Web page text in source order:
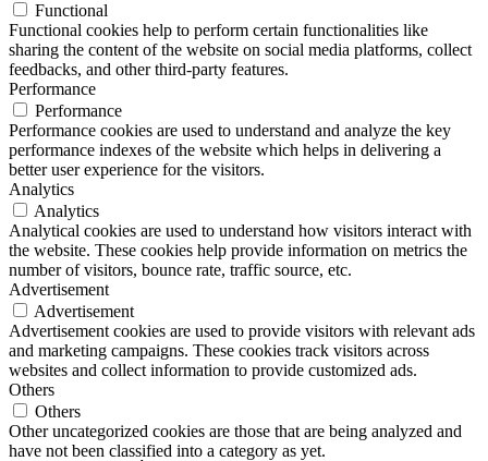
Functional
Functional cookies help to perform certain functionalities like
sharing the content of the website on social media platforms, collect
feedbacks, and other third-party features.
Performance
Performance
Performance cookies are used to understand and analyze the key
performance indexes of the website which helps in delivering a
better user experience for the visitors.
Analytics
Analytics
Analytical cookies are used to understand how visitors interact with
the website. These cookies help provide information on metrics the
number of visitors, bounce rate, traffic source, etc.
Advertisement
Advertisement
Advertisement cookies are used to provide visitors with relevant ads
and marketing campaigns. These cookies track visitors across
websites and collect information to provide customized ads.
Others
Others
Other uncategorized cookies are those that are being analyzed and
have not been classified into a category as yet.